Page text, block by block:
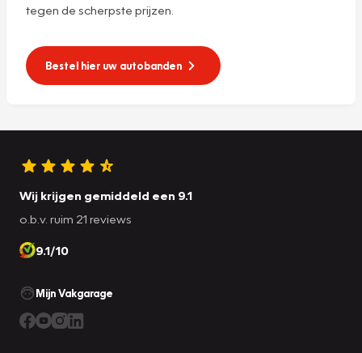
tegen de scherpste prijzen.
Bestel hier uw autobanden
Wij krijgen gemiddeld een 9.1
o.b.v. ruim 21 reviews
9.1/10
Mijn Vakgarage